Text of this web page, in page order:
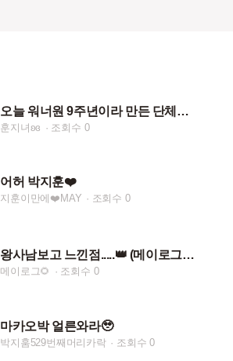
오늘 워너원 9주년이라 만든 단체사진 모음-★
훈지녀ʚɞ 조회수 0
어허 박지훈❤️
지훈이만에❤️MAY 조회수 0
왕사남보고 느낀점.....👑 (메이로그🌻)스포주의.
메이로그🌻 조회수 0
마카오박 얼른와라🥹
박지훔529번째머리카락 조회수 0